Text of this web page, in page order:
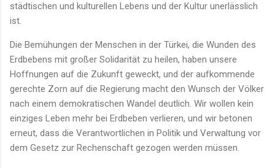
städtischen und kulturellen Lebens und der Kultur unerlässlich
ist.
Die Bemühungen der Menschen in der Türkei, die Wunden des
Erdbebens mit großer Solidarität zu heilen, haben unsere
Hoffnungen auf die Zukunft geweckt, und der aufkommende
gerechte Zorn auf die Regierung macht den Wunsch der Völker
nach einem demokratischen Wandel deutlich. Wir wollen kein
einziges Leben mehr bei Erdbeben verlieren, und wir betonen
erneut, dass die Verantwortlichen in Politik und Verwaltung vor
dem Gesetz zur Rechenschaft gezogen werden müssen.